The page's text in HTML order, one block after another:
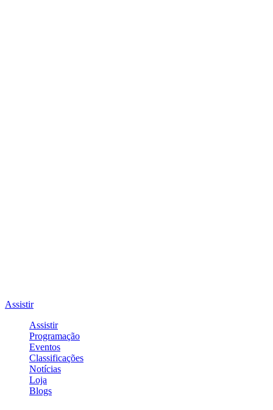
Assistir
Assistir
Programação
Eventos
Classificações
Notícias
Loja
Blogs